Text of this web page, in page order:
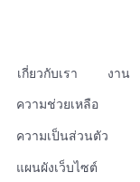
เกี่ยวกับเรา งาน
ความช่วยเหลือ
ความเป็นส่วนตัว
แผนผังเว็บไซต์